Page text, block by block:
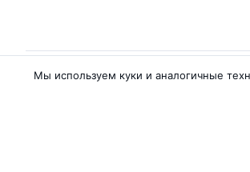
Мы используем куки и аналогичные